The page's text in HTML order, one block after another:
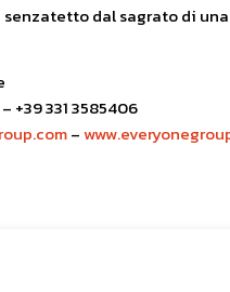
dal sagrato di
+39 331 3585406
–www.